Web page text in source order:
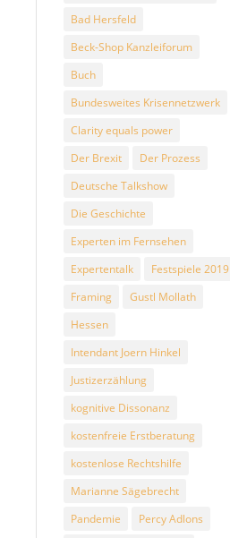
Bad Hersfeld
Beck-Shop Kanzleiforum
Buch
Bundesweites Krisennetzwerk
Clarity equals power
Der Brexit
Der Prozess
Deutsche Talkshow
Die Geschichte
Experten im Fernsehen
Expertentalk
Festspiele 2019
Framing
Gustl Mollath
Hessen
Intendant Joern Hinkel
Justizerzählung
kognitive Dissonanz
kostenfreie Erstberatung
kostenlose Rechtshilfe
Marianne Sägebrecht
Pandemie
Percy Adlons